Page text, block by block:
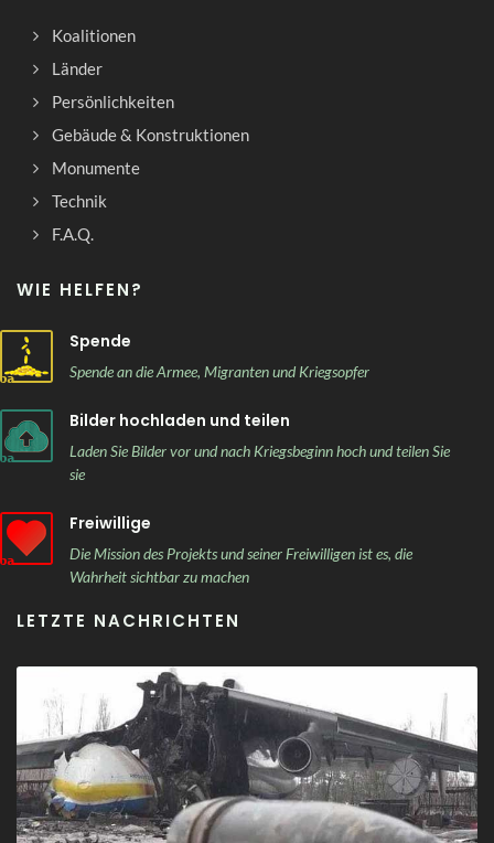
Koalitionen
Länder
Persönlichkeiten
Gebäude & Konstruktionen
Monumente
Technik
F.A.Q.
WIE HELFEN?
Spende
Spende an die Armee, Migranten und Kriegsopfer
Bilder hochladen und teilen
Laden Sie Bilder vor und nach Kriegsbeginn hoch und teilen Sie
sie
Freiwillige
Die Mission des Projekts und seiner Freiwilligen ist es, die
Wahrheit sichtbar zu machen
LETZTE NACHRICHTEN